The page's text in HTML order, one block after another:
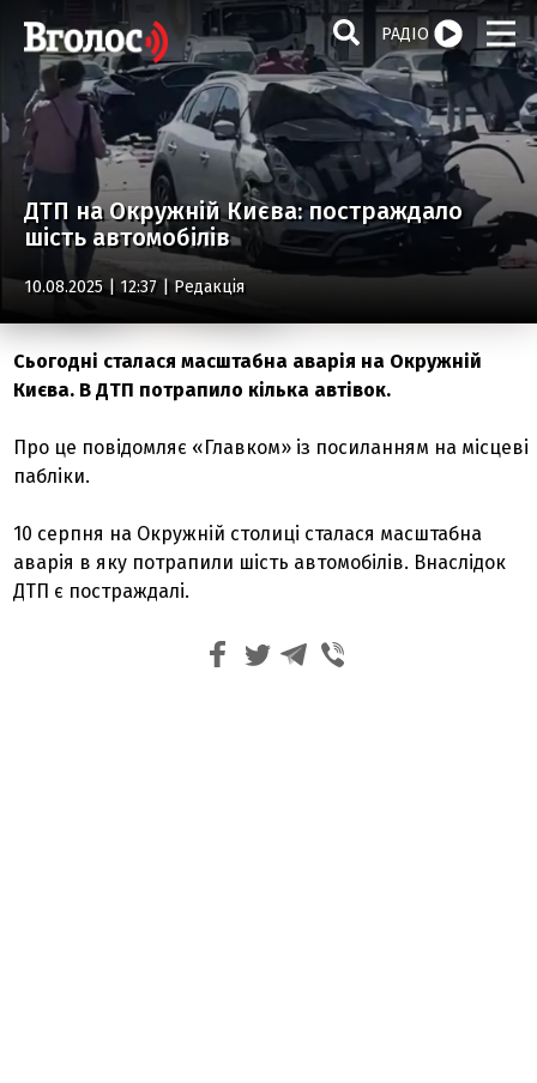
РАДІО
ДТП на Окружній Києва: постраждало
шість автомобілів
10.08.2025 | 12:37 | Редакція
Сьогодні сталася масштабна аварія на Окружній
Києва. В ДТП потрапило кілька автівок.
Про це повідомляє «Главком» із посиланням на місцеві
пабліки.
10 серпня на Окружній столиці сталася масштабна
аварія в яку потрапили шість автомобілів. Внаслідок
ДТП є постраждалі.